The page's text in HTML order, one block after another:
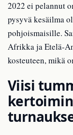
2022 ei pelannut
pysyvä kesäilma
pohjoismaisille.
Afrikka ja Etelä-
kosteuteen, mikä
Viisi